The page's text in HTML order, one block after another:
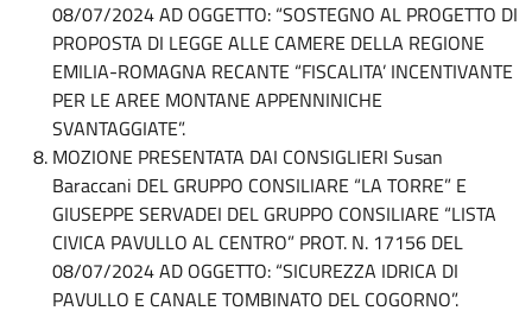
08/07/2024 AD OGGETTO: “SOSTEGNO AL PROGETTO DI
PROPOSTA DI LEGGE ALLE CAMERE DELLA REGIONE
EMILIA-ROMAGNA RECANTE “FISCALITA’ INCENTIVANTE
PER LE AREE MONTANE APPENNINICHE
SVANTAGGIATE”.
MOZIONE PRESENTATA DAI CONSIGLIERI Susan
Baraccani DEL GRUPPO CONSILIARE “LA TORRE” E
GIUSEPPE SERVADEI DEL GRUPPO CONSILIARE “LISTA
CIVICA PAVULLO AL CENTRO” PROT. N. 17156 DEL
08/07/2024 AD OGGETTO: “SICUREZZA IDRICA DI
PAVULLO E CANALE TOMBINATO DEL COGORNO”.